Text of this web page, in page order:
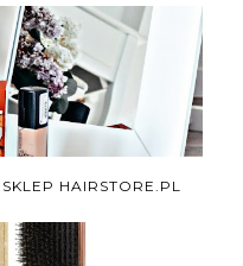
HAIRSTORE.PL